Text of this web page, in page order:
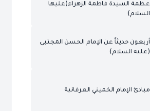
عظمة السيدة فاطمة الزهراء(عليها
السلام)
أربعون حديثاً عن الإمام الحسن المجتبى
(عليه السلام)
مبادئ الإمام الخميني العرفانية